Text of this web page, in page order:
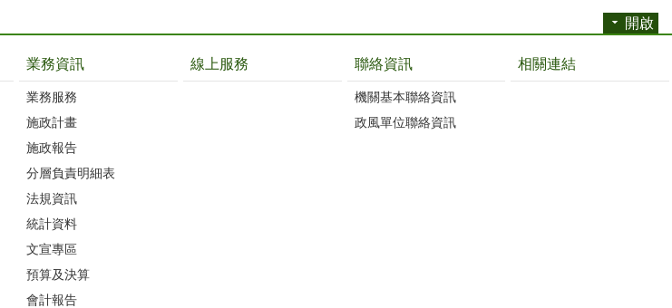
開啟
業務資訊
業務服務
施政計畫
施政報告
分層負責明細表
法規資訊
統計資料
文宣專區
預算及決算
會計報告
線上服務 聯絡資訊
機關基本聯絡資訊
政風單位聯絡資訊
相關連結